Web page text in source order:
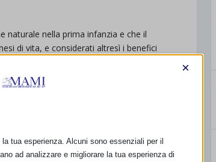
naturale nella prima infanzia e che il
di vita, e considerati altresì i benefici
Paolo Gentiloni Silveri è nominato
dott.ssa Maria Anna Madia è stata
×
tua esperienza. Alcuni sono essenziali per il
ad analizzare e migliorare la tua esperienza di